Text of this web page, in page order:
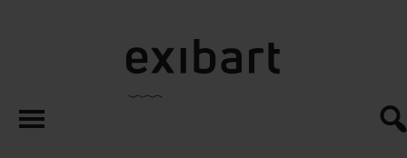
exibart.es